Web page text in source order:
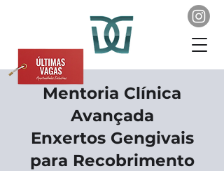
Mentoria Clínica
Avançada
Enxertos Gengivais
para Recobrimento